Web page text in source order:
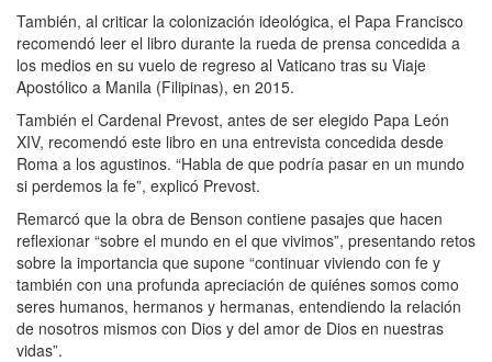
También, al criticar la colonización ideológica, el Papa Francisco
recomendó leer el libro durante la rueda de prensa concedida a
los medios en su vuelo de regreso al Vaticano tras su Viaje
Apostólico a Manila (Filipinas), en 2015.
También el Cardenal Prevost, antes de ser elegido Papa León
XIV, recomendó este libro en una entrevista concedida desde
Roma a los agustinos. “Habla de que podría pasar en un mundo
si perdemos la fe”, explicó Prevost.
Remarcó que la obra de Benson contiene pasajes que hacen
reflexionar “sobre el mundo en el que vivimos”, presentando retos
sobre la importancia que supone “continuar viviendo con fe y
también con una profunda apreciación de quiénes somos como
seres humanos, hermanos y hermanas, entendiendo la relación
de nosotros mismos con Dios y del amor de Dios en nuestras
vidas”.